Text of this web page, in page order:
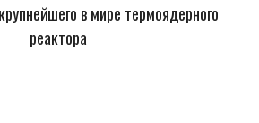
в мире термоядерного
реактора